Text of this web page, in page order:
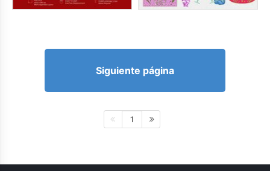
Siguiente página
1